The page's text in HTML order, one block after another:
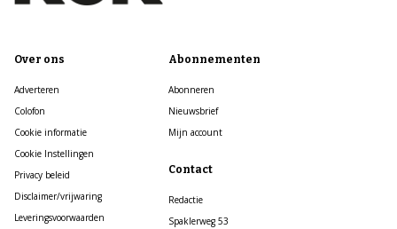
Over ons
Adverteren
Colofon
Cookie informatie
Cookie Instellingen
Privacy beleid
Disclaimer/vrijwaring
Leveringsvoorwaarden
Abonnementen
Abonneren
Nieuwsbrief
Mijn account
Contact
Redactie
Spaklerweg 53